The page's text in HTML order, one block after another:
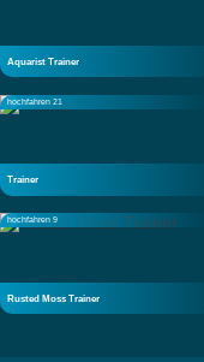
Aquarist Trainer
hochfahren 21
Trainer
hochfahren 9
Rusted Moss Trainer